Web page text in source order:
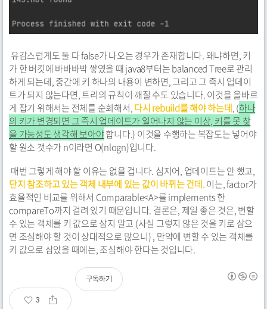
유감스럽게도 둘 다 false가 나오는 경우가 존재합니다. 왜냐하면, 키
가 한 버킷에 바바바박 쌓였을 때 java8부터는 balanced Tree로 관리
하게 되는데, 중간에 키 하나의 내용이 변하면, 그리고 그 즉시 업데이
트가 되지 않는다면, 트리의 규칙이 깨질 수도 있습니다. 이것을 올바르
게 잡기 위해서는 전체를 순회해서,다시 rebuild를 해야 하는데, (하나
의 키가 변경되면 그 즉시 업데이트가 일어나지 않는 이상, 키를 못 찾
을 가능성도 생각해 보아야합니다.) 이것을 수행하는 복잡도는 넣어야
할 원소 갯수가 n이라면 O(nlogn)입니다.
매번 그렇게 해야 할 이유는 없을 겁니다. 심지어, 업데이트는 안 했고,
단지 참조하고 있는 객체 내부에 있는 값이 바뀌는 건데.이는, factor가
효율적인 비교를 위해서 Comparable<A>를 implements 한
compareTo까지 걸려 있기 때문입니다. 결론은, 제일 좋은 것은, 변할
수 있는 객체를 키 값으로 삼지 말고 (사실 그렇지 않은 것을 키로 삼으
면 조심해야 할 것이 상대적으로 많으니) , 만약에 변할 수 있는 객체를
키 값으로 삼았을 때에는, 조심해야 한다는 것입니다.
3
구독하기